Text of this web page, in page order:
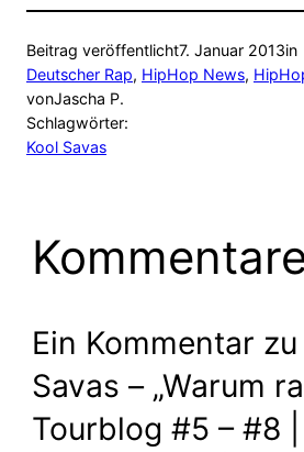
Beitrag veröffentlicht7. Januar 2013in
Deutscher Rap, HipHop News,
vonJascha P.
Schlagwörter:
Kool Savas
Ein Kommentar zu
Savas – „Warum
Tourblog #5 – #8